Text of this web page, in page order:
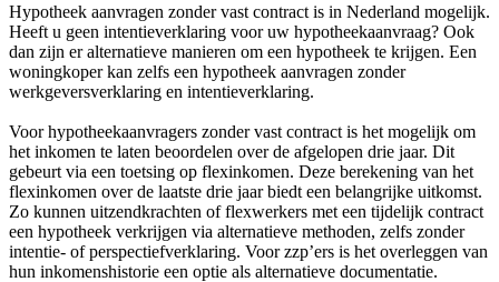
Hypotheek aanvragen zonder vast contract is in Nederland mogelijk.
Heeft u geen intentieverklaring voor uw hypotheekaanvraag? Ook
dan zijn er alternatieve manieren om een hypotheek te krijgen. Een
woningkoper kan zelfs een hypotheek aanvragen zonder
werkgeversverklaring en intentieverklaring.
Voor hypotheekaanvragers zonder vast contract is het mogelijk om
het inkomen te laten beoordelen over de afgelopen drie jaar. Dit
gebeurt via een toetsing op flexinkomen. Deze berekening van het
flexinkomen over de laatste drie jaar biedt een belangrijke uitkomst.
Zo kunnen uitzendkrachten of flexwerkers met een tijdelijk contract
een hypotheek verkrijgen via alternatieve methoden, zelfs zonder
intentie- of perspectiefverklaring. Voor zzp’ers is het overleggen van
hun inkomenshistorie een optie als alternatieve documentatie.